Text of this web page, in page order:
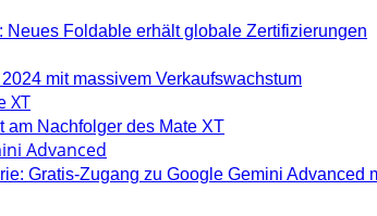
Neues Foldable erhält globale Zertifizierungen
mit massivem Verkaufswachstum
am Nachfolger des Mate XT
Gratis-Zugang zu Google Gemini Advanced